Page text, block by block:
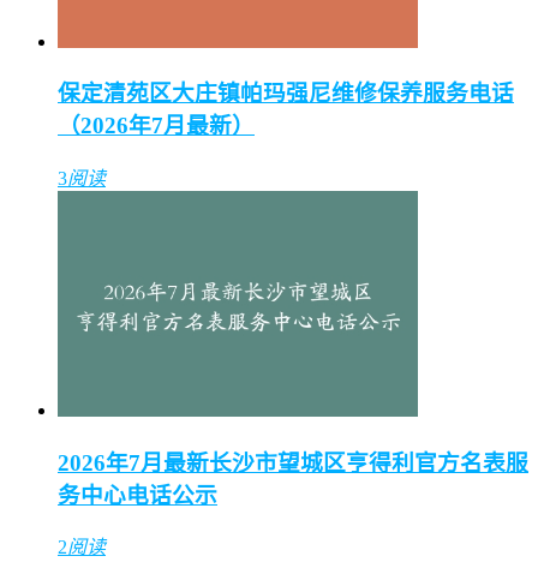
保定清苑区大庄镇帕玛强尼维修保养服务电话
（2026年7月最新）
3阅读
2026年7月最新长沙市望城区亨得利官方名表服
务中心电话公示
2阅读